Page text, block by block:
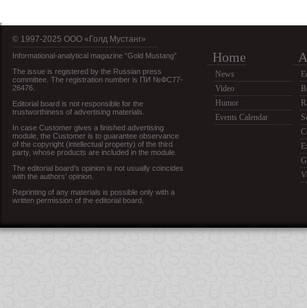
© 1997-2025 OOO «Голд Мустанг»
Informational-analytical magazine “Gold Mustang”
The issue is registered by the Russian press
committee. The registration number is ПИ №ФС77-
26476.
Editorial board is not responsible for the
trustworthiness of advertising materials.
In case Customer gives a finished advertising
module, the Customer is to guarantee observance
of the copyright (intellectual property) of the third
party, whose products are included in the module.
The editorial board’s opinion is not usually coincides
with the authors’ opinion.
Reprinting of any materials is possible only with a
written permission of the editorial board.
Home
News
Video
Humor
Events Calendar